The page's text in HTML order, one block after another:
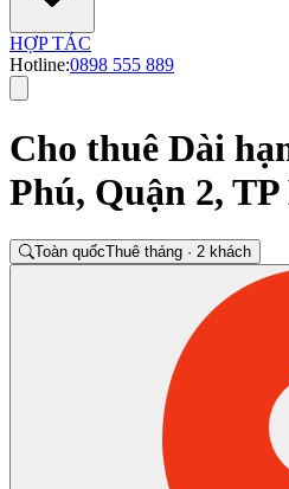
HỢP TÁC
Hotline:0898 555 889
Cho thuê Dài
Phú, Quận 2,
Toàn quốcThuê tháng · 2 khách